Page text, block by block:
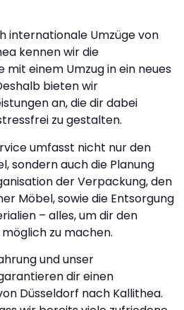
internationale Umzüge von
kennen wir die
mit einem Umzug in ein neues
bieten wir
an, die dir dabei
zu gestalten.
umfasst nicht nur den
sondern auch die Planung
der Verpackung, den
Möbel, sowie die Entsorgung
– alles, um dir den
zu machen.
und unser
dir einen
Düsseldorf nach Kallithea.